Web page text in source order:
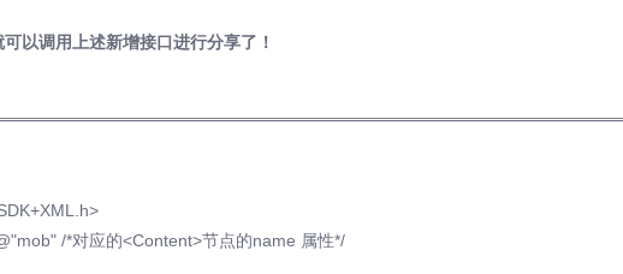
以调用上述新增接口进行分享了！
/*对应的<Content>节点的name 属性*/